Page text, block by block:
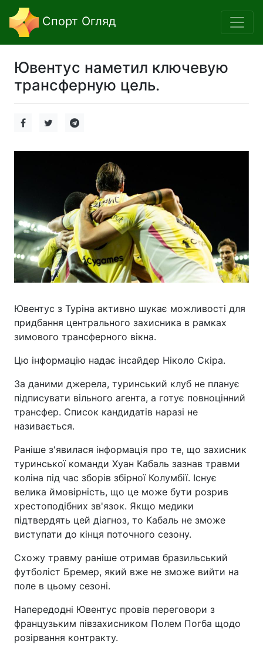
Спорт Огляд
Ювентус наметил ключевую
трансферную цель.
Ювентус з Туріна активно шукає можливості для
придбання центрального захисника в рамках
зимового трансферного вікна.
Цю інформацію надає інсайдер Ніколо Скіра.
За даними джерела, туринський клуб не планує
підписувати вільного агента, а готує повноцінний
трансфер. Список кандидатів наразі не
називається.
Раніше з'явилася інформація про те, що захисник
туринської команди Хуан Кабаль зазнав травми
коліна під час зборів збірної Колумбії. Існує
велика ймовірність, що це може бути розрив
хрестоподібних зв'язок. Якщо медики
підтвердять цей діагноз, то Кабаль не зможе
виступати до кінця поточного сезону.
Схожу травму раніше отримав бразильський
футболіст Бремер, який вже не зможе вийти на
поле в цьому сезоні.
Напередодні Ювентус провів переговори з
французьким півзахисником Полем Погба щодо
розірвання контракту.